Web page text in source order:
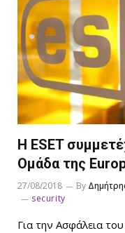
Η ESET
Ομάδα της
27/08/2018 By
security
Για την Ασφάλεια